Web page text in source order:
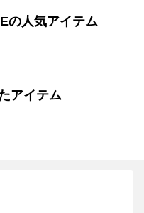
の人気アイテム
アイテム